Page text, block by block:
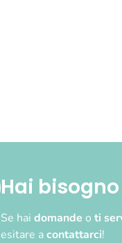
Hai
Se hai domande o ti
esitare acontattarci!